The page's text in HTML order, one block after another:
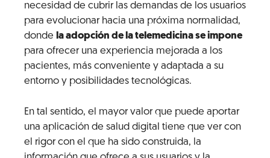
necesidad de cubrir las demandas de los usuarios
para evolucionar hacia una próxima normalidad,
donde la adopción de la telemedicina se impone
para ofrecer una experiencia mejorada a los
pacientes, más conveniente y adaptada a su
entorno y posibilidades tecnológicas.
En tal sentido, el mayor valor que puede aportar
una aplicación de salud digital tiene que ver con
el rigor con el que ha sido construida, la